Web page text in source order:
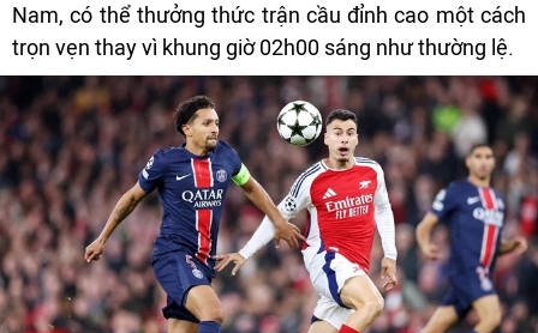
Nam, có thể thưởng thức trận cầu đỉnh cao một cách
trọn vẹn thay vì khung giờ 02h00 sáng như thường lệ.